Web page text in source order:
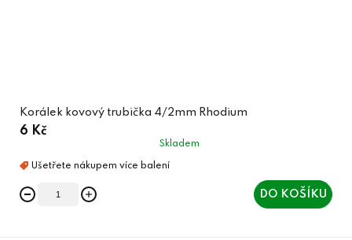
Korálek kovový trubička 4/2mm Rhodium
6 Kč
Skladem
DO KOŠÍKU